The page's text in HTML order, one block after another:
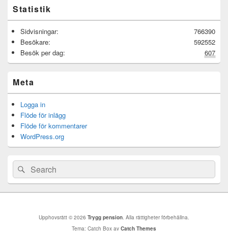
Statistik
766390
Sidvisningar:
592552
Besökare:
607
Besök per dag:
Meta
Logga in
Flöde för inlägg
Flöde för kommentarer
WordPress.org
Sök
efter:
Sök
Upphovsrätt © 2026 Trygg pension. Alla rättigheter förbehållna.
Tema: Catch Box av Catch Themes